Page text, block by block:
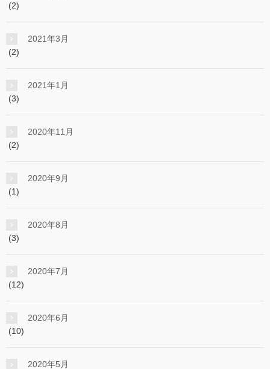
(2)
2021年3月
(2)
2021年1月
(3)
2020年11月
(2)
2020年9月
(1)
2020年8月
(3)
2020年7月
(12)
2020年6月
(10)
2020年5月